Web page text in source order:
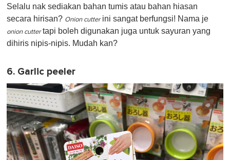
Selalu nak sediakan bahan tumis atau bahan hiasan
secara hirisan? Onion cutterini sangat berfungsi! Nama je
onion cuttertapi boleh digunakan juga untuk sayuran yang
dihiris nipis-nipis. Mudah kan?
6. Garlic peeler